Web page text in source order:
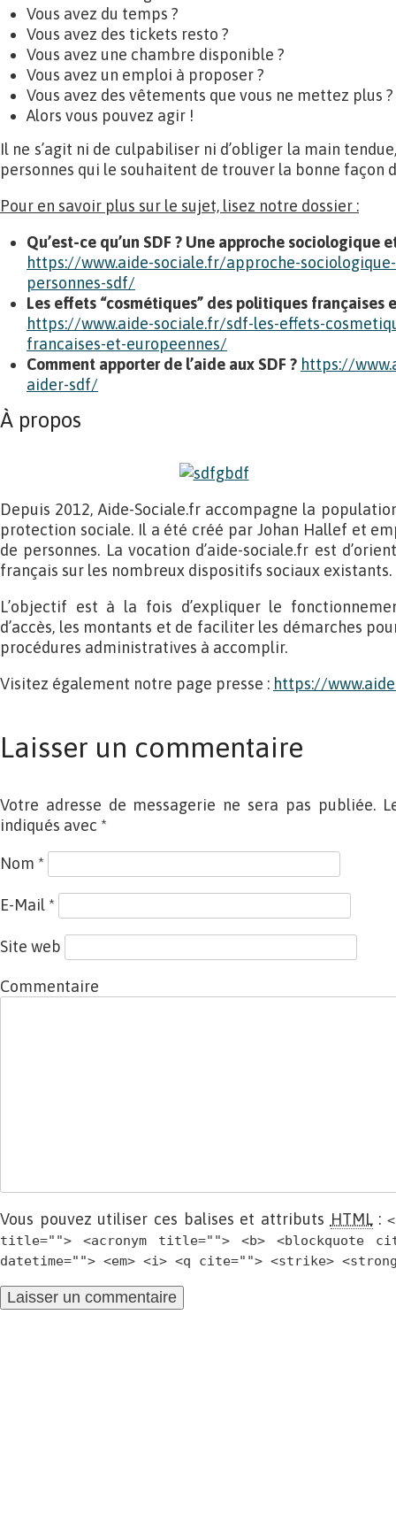
Vous avez du temps ?
Vous avez des tickets resto ?
Vous avez une chambre disponible ?
Vous avez un emploi à proposer ?
Vous avez des vêtements que vous ne mettez plus ?
Alors vous pouvez agir !
Il ne s’agit ni de culpabiliser ni d’obliger la main
personnes qui le souhaitent de trouver la bonne façon
Pour en savoir plus sur le sujet, lisez notre dossier :
Qu’est-ce qu’un SDF ? Une approche sociologique
https://www.aide-sociale.fr/approche-
personnes-sdf/
Les effets “cosmétiques” des politiques françaises
https://www.aide-sociale.fr/sdf-les-effets-
francaises-et-europeennes/
Comment apporter de l’aide aux SDF ? https://
aider-sdf/
À propos
Depuis 2012, Aide-Sociale.fr accompagne la
protection sociale. Il a été créé par Johan Hallef et
de personnes. La vocation d’aide-sociale.fr est
français sur les nombreux dispositifs sociaux existants.
L’objectif est à la fois d’expliquer le
d’accès, les montants et de faciliter les démarches
procédures administratives à accomplir.
Visitez également notre page presse : https://
Laisser un commentaire
Votre adresse de messagerie ne sera pas publiée.
indiqués avec *
Nom *
E-Mail *
Site web
Commentaire
Vous pouvez utiliser ces balises et attributs HTML:
title=""> <acronym title=""> <b> <blockquote
datetime=""> <em> <i> <q cite=""> <strike>